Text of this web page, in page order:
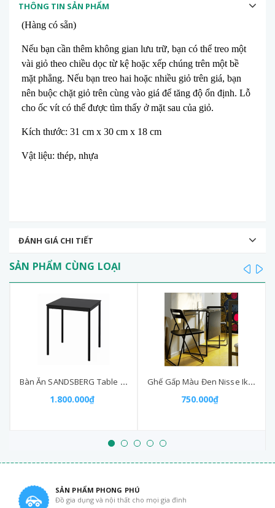
THÔNG TIN SẢN PHẨM
(Hàng có sẵn)
Nếu bạn cần thêm không gian lưu trữ, bạn có thể treo một
vài giỏ theo chiều dọc từ kệ hoặc xếp chúng trên một bề
mặt phẳng. Nếu bạn treo hai hoặc nhiều giỏ trên giá, bạn
nên buộc chặt giỏ trên cùng vào giá để tăng độ ổn định. Lỗ
cho ốc vít có thể được tìm thấy ở mặt sau của giỏ.
Kích thước: 31 cm x 30 cm x 18 cm
Vật liệu: thép, nhựa
ĐÁNH GIÁ CHI TIẾT
SẢN PHẨM CÙNG LOẠI
Bàn Ăn SANDSBERG Table Black 67x67 cm
1.800.000₫
Ghế Gấp Màu Đen Nisse Ikea Folding Chair Black
750.000₫
prev
SẢN PHẨM PHONG PHÚ
Đồ gia dụng và nội thất cho mọi gia đình